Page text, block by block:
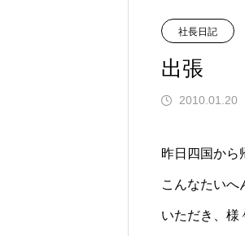
社長日記
出張
2010.01.20
昨日四国から
こんなたいへ
いただき、様